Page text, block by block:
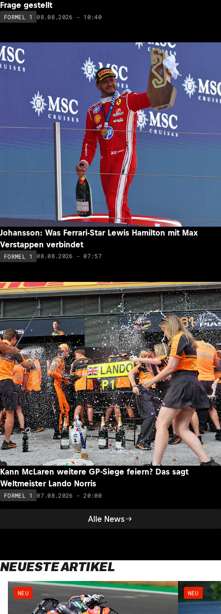
Alle News
Frage gestellt
FORMEL 1 08.08.2026 - 10:40
Johansson: Was Ferrari-Star Lewis Hamilton mit Max
Verstappen verbindet
FORMEL 1 08.08.2026 - 07:57
Kann McLaren weitere GP-Siege feiern? Das sagt
Weltmeister Lando Norris
FORMEL 1 07.08.2026 - 20:00
NEUESTE ARTIKEL
NEU NEU